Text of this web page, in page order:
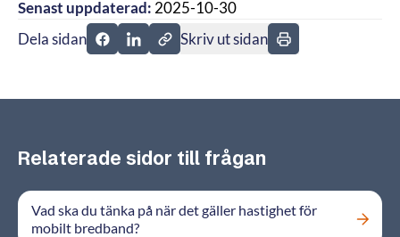
Senast uppdaterad: 2025-10-30
Dela sidan
Dela sidan på Facebook
Dela sidan på Linkedin
Skriv ut sidan
Relaterade sidor till frågan
Vad ska du tänka på när det gäller hastighet för
mobilt bredband?